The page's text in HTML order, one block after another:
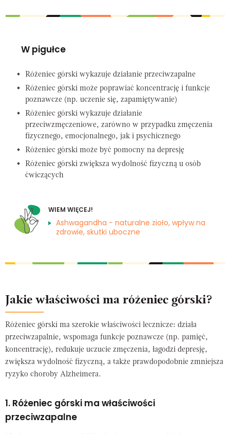
W pigułce
Różeniec górski wykazuje działanie przeciwzapalne
Różeniec górski może poprawiać koncentrację i funkcje
poznawcze (np. uczenie się, zapamiętywanie)
Różeniec górski wykazuje działanie
przeciwzmęczeniowe, zarówno w przypadku zmęczenia
fizycznego, emocjonalnego, jak i psychicznego
Różeniec górski może być pomocny na depresję
Różeniec górski zwiększa wydolność fizyczną u osób
ćwiczących
WIEM WIĘCEJ!
Ashwagandha - naturalne zioło, wpływ na
zdrowie, skutki uboczne
Jakie właściwości ma różeniec górski?
Różeniec górski ma szerokie właściwości lecznicze: działa
przeciwzapalnie, wspomaga funkcje poznawcze (np. pamięć,
koncentrację), redukuje uczucie zmęczenia, łagodzi depresję,
zwiększa wydolność fizyczną, a także prawdopodobnie zmniejsza
ryzyko choroby Alzheimera.
1. Różeniec górski ma właściwości
przeciwzapalne